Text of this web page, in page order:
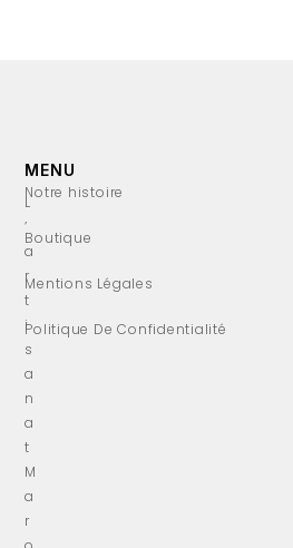
L
’
a
r
t
i
s
a
n
a
t
M
a
r
MENU
Notre histoire
Boutique
Mentions Légales
Politique De Confidentialité